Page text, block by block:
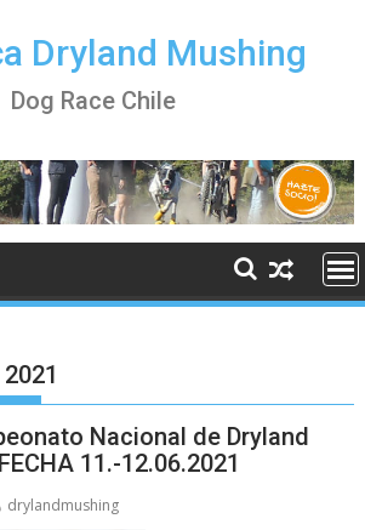
Dryland Mushing
Dog Race Chile
Nacional de Dryland
11.-12.06.2021
drylandmushing